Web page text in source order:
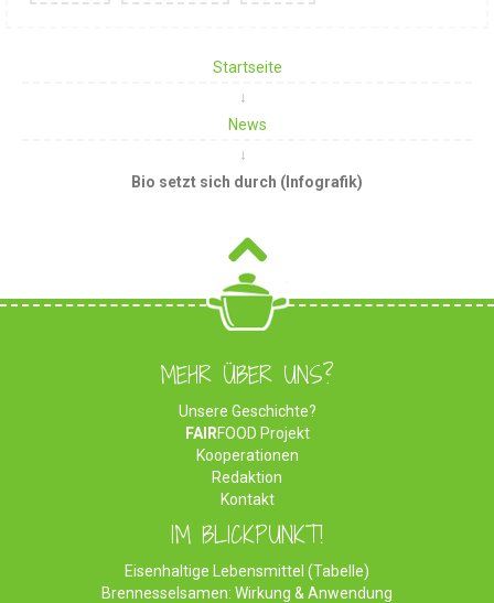
Startseite
News
Bio setzt sich durch (Infografik)
MEHR ÜBER UNS?
Unsere Geschichte?
FAIRFOOD Projekt
Kooperationen
Redaktion
Kontakt
IM BLICKPUNKT!
Eisenhaltige Lebensmittel (Tabelle)
Brennesselsamen: Wirkung & Anwendung